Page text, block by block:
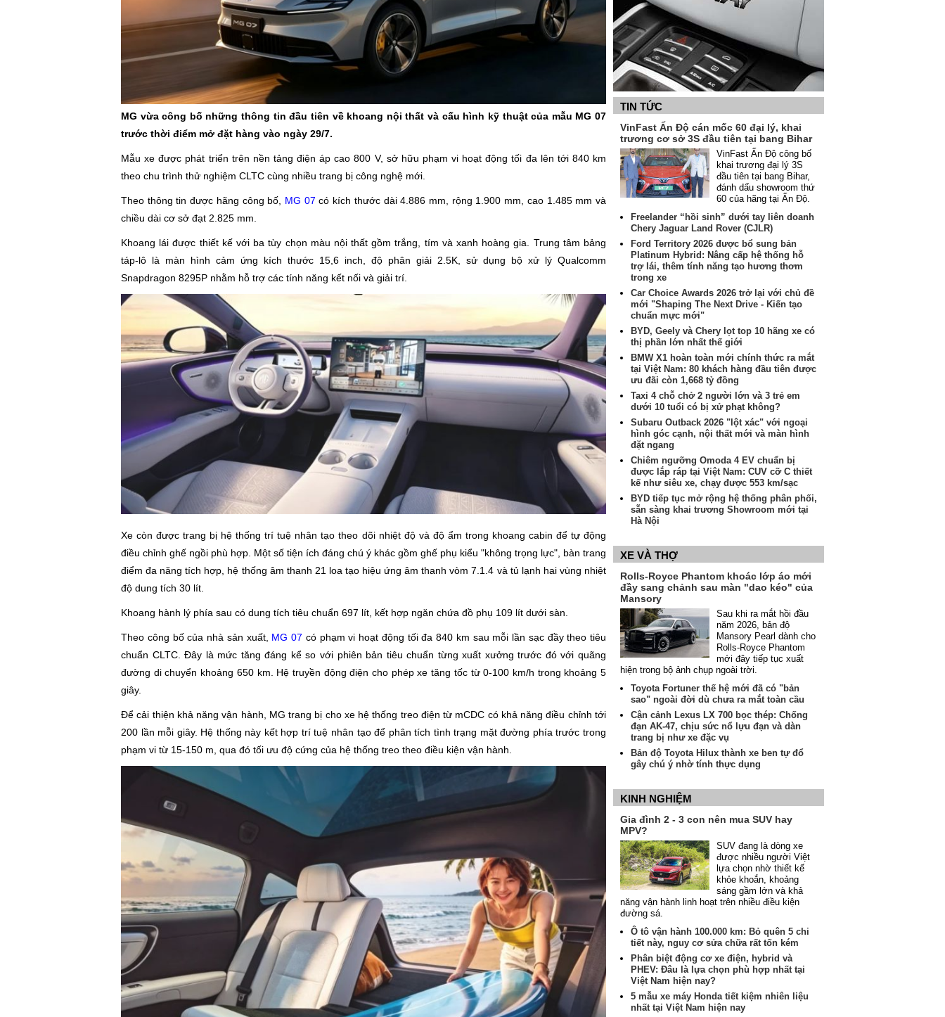
MG vừa công bố những thông tin đầu tiên về khoang nội thất và cấu hình kỹ thuật của mẫu MG 07
trước thời điểm mở đặt hàng vào ngày 29/7.
Mẫu xe được phát triển trên nền tảng điện áp cao 800 V, sở hữu phạm vi hoạt động tối đa lên tới 840 km
theo chu trình thử nghiệm CLTC cùng nhiều trang bị công nghệ mới.
Theo thông tin được hãng công bố, MG 07có kích thước dài 4.886 mm, rộng 1.900 mm, cao 1.485 mm và
chiều dài cơ sở đạt 2.825 mm.
Khoang lái được thiết kế với ba tùy chọn màu nội thất gồm trắng, tím và xanh hoàng gia. Trung tâm bảng
táp-lô là màn hình cảm ứng kích thước 15,6 inch, độ phân giải 2.5K, sử dụng bộ xử lý Qualcomm
Snapdragon 8295P nhằm hỗ trợ các tính năng kết nối và giải trí.
Xe còn được trang bị hệ thống trí tuệ nhân tạo theo dõi nhiệt độ và độ ẩm trong khoang cabin để tự động
điều chỉnh ghế ngồi phù hợp. Một số tiện ích đáng chú ý khác gồm ghế phụ kiểu "không trọng lực", bàn trang
điểm đa năng tích hợp, hệ thống âm thanh 21 loa tạo hiệu ứng âm thanh vòm 7.1.4 và tủ lạnh hai vùng nhiệt
độ dung tích 30 lít.
Khoang hành lý phía sau có dung tích tiêu chuẩn 697 lít, kết hợp ngăn chứa đồ phụ 109 lít dưới sàn.
Theo công bố của nhà sản xuất, MG 07 có phạm vi hoạt động tối đa 840 km sau mỗi lần sạc đầy theo tiêu
chuẩn CLTC. Đây là mức tăng đáng kể so với phiên bản tiêu chuẩn từng xuất xưởng trước đó với quãng
đường di chuyển khoảng 650 km. Hệ truyền động điện cho phép xe tăng tốc từ 0-100 km/h trong khoảng 5
giây.
Để cải thiện khả năng vận hành, MG trang bị cho xe hệ thống treo điện từ mCDC có khả năng điều chỉnh tới
200 lần mỗi giây. Hệ thống này kết hợp trí tuệ nhân tạo để phân tích tình trạng mặt đường phía trước trong
phạm vi từ 15-150 m, qua đó tối ưu độ cứng của hệ thống treo theo điều kiện vận hành.
TIN TỨC
VinFast Ấn Độ cán mốc 60 đại lý, khai
trương cơ sở 3S đầu tiên tại bang Bihar
VinFast Ấn Độ công bố
khai trương đại lý 3S
đầu tiên tại bang Bihar,
đánh dấu showroom thứ
60 của hãng tại Ấn Độ.
Freelander “hồi sinh” dưới tay liên doanh
Chery Jaguar Land Rover (CJLR)
Ford Territory 2026 được bổ sung bản
Platinum Hybrid: Nâng cấp hệ thống hỗ
trợ lái, thêm tính năng tạo hương thơm
trong xe
Car Choice Awards 2026 trở lại với chủ đề
mới "Shaping The Next Drive - Kiến tạo
chuẩn mực mới"
BYD, Geely và Chery lọt top 10 hãng xe có
thị phần lớn nhất thế giới
BMW X1 hoàn toàn mới chính thức ra mắt
tại Việt Nam: 80 khách hàng đầu tiên được
ưu đãi còn 1,668 tỷ đồng
Taxi 4 chỗ chở 2 người lớn và 3 trẻ em
dưới 10 tuổi có bị xử phạt không?
Subaru Outback 2026 "lột xác" với ngoại
hình góc cạnh, nội thất mới và màn hình
đặt ngang
Chiêm ngưỡng Omoda 4 EV chuẩn bị
được lắp ráp tại Việt Nam: CUV cỡ C thiết
kế như siêu xe, chạy được 553 km/sạc
BYD tiếp tục mở rộng hệ thống phân phối,
sẵn sàng khai trương Showroom mới tại
Hà Nội
XE VÀ THỢ
Rolls-Royce Phantom khoác lớp áo mới
đầy sang chảnh sau màn "dao kéo" của
Mansory
Sau khi ra mắt hồi đầu
năm 2026, bản độ
Mansory Pearl dành cho
Rolls-Royce Phantom
mới đây tiếp tục xuất
hiện trong bộ ảnh chụp ngoài trời.
Toyota Fortuner thế hệ mới đã có "bản
sao" ngoài đời dù chưa ra mắt toàn cầu
Cận cảnh Lexus LX 700 bọc thép: Chống
đạn AK-47, chịu sức nổ lựu đạn và dàn
trang bị như xe đặc vụ
Bản độ Toyota Hilux thành xe ben tự đổ
gây chú ý nhờ tính thực dụng
KINH NGHIỆM
Gia đình 2 - 3 con nên mua SUV hay
MPV?
SUV đang là dòng xe
được nhiều người Việt
lựa chọn nhờ thiết kế
khỏe khoắn, khoảng
sáng gầm lớn và khả
năng vận hành linh hoạt trên nhiều điều kiện
đường sá.
Ô tô vận hành 100.000 km: Bỏ quên 5 chi
tiết này, nguy cơ sửa chữa rất tốn kém
Phân biệt động cơ xe điện, hybrid và
PHEV: Đâu là lựa chọn phù hợp nhất tại
Việt Nam hiện nay?
5 mẫu xe máy Honda tiết kiệm nhiên liệu
nhất tại Việt Nam hiện nay